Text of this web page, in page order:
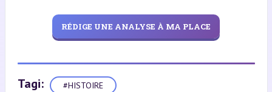
RÉDIGE UNE ANALYSE À MA PLACE
Tagi: #HISTOIRE